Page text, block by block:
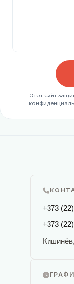
Этот сайт
+373
+373